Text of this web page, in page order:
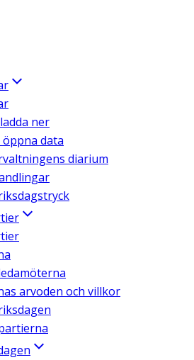
ner
öppna data
diarium
arvoden och villkor